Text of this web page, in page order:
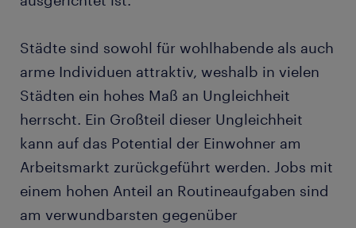
Städte sind sowohl für wohlhabende als auch
arme Individuen attraktiv, weshalb in vielen
Städten ein hohes Maß an Ungleichheit
herrscht. Ein Großteil dieser Ungleichheit
kann auf das Potential der Einwohner am
Arbeitsmarkt zurückgeführt werden. Jobs mit
einem hohen Anteil an Routineaufgaben sind
am verwundbarsten gegenüber